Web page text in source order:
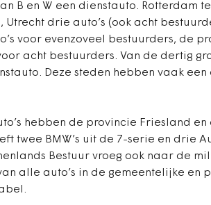
B en W een dienstauto. Rotterdam
Utrecht drie auto’s (ook acht
voor evenzoveel bestuurders, de
acht bestuurders. Van de dertig
Deze steden hebben vaak
hebben de provincie Friesland
twee BMW’s uit de 7-serie en drie
Bestuur vroeg ook naar de
alle auto’s in de gemeentelijke